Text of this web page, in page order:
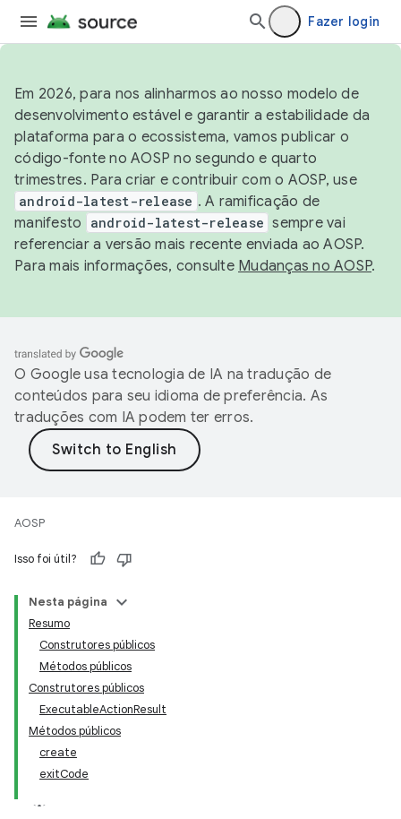
Fazer login
Em 2026, para nos alinharmos ao nosso modelo de
desenvolvimento estável e garantir a estabilidade da
plataforma para o ecossistema, vamos publicar o
código-fonte no AOSP no segundo e quarto
trimestres. Para criar e contribuir com o AOSP, use
android-latest-release . A ramificação de
manifesto
android-latest-release sempre vai
referenciar a versão mais recente enviada ao AOSP.
Para mais informações, consulte Mudanças no AOSP.
O Google usa tecnologia de IA na tradução de
conteúdos para seu idioma de preferência. As
traduções com IA podem ter erros.
AOSP
Isso foi útil?
Nesta página
Resumo
Construtores públicos
Métodos públicos
Construtores públicos
ExecutableActionResult
Métodos públicos
create
exitCode